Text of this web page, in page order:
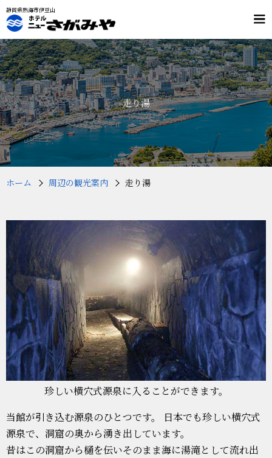
静岡県熱海市伊豆山
メ
ュ
ー
客室
料理
温泉
施設案内
交通案内
プラン・予約
フリーダイヤル
0120-803-532
（9：00～19：00）
走り湯
ホーム 周辺の観光案内 走り湯
当館が引き込む源泉のひとつです。 日本でも珍しい横穴式
源泉で、洞窟の奥から湧き出しています。
昔はこの洞窟から樋を伝いそのまま海に湯滝として流れ出
珍しい横穴式源泉に入ることができます。